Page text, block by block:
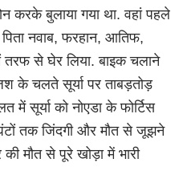
करके बुलाया गया था. वहां पहले
नवाब, फरहान, आतिफ,
तरफ से घेर लिया. बाइक चलाने
के चलते सूर्या पर ताबड़तोड़
में सूर्या को नोएडा के फोर्टिस
तक जिंदगी और मौत से जूझने
मौत से पूरे खोड़ा में भारी